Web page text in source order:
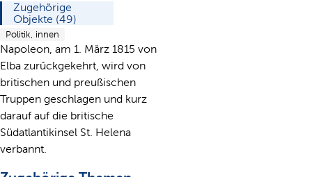
Zugehörige
Objekte (49)
Politik, innen
Napoleon, am 1. März 1815 von
Elba zurückgekehrt, wird von
britischen und preußischen
Truppen geschlagen und kurz
darauf auf die britische
Südatlantikinsel St. Helena
verbannt.